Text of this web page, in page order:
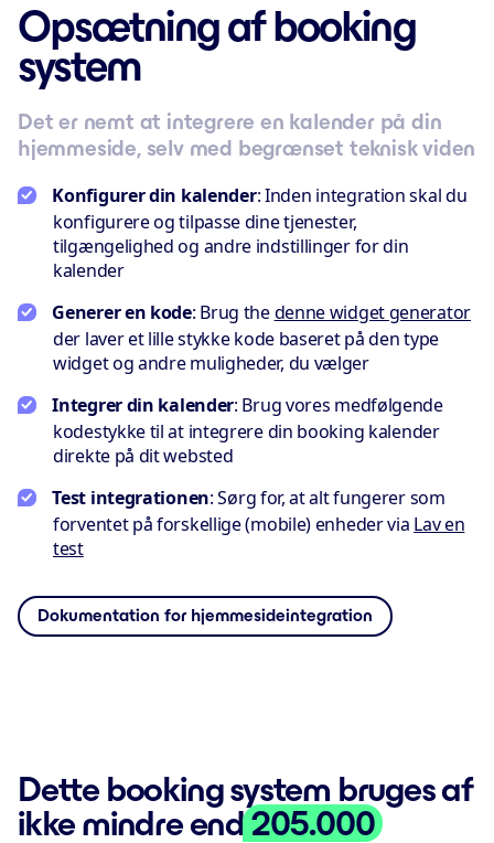
Opsætning af booking
system
Det er nemt at integrere en kalender på din
hjemmeside, selv med begrænset teknisk viden
Konfigurer din kalender: Inden integration skal du
konfigurere og tilpasse dine tjenester,
tilgængelighed og andre indstillinger for din
kalender
Generer en kode: Brug thedenne widget generator
der laver et lille stykke kode baseret på den type
widget og andre muligheder, du vælger
Integrer din kalender: Brug vores medfølgende
kodestykke til at integrere din booking kalender
direkte på dit websted
Test integrationen: Sørg for, at alt fungerer som
forventet på forskellige (mobile) enheder via Lav en
test
Dokumentation for hjemmesideintegration
Dette booking system bruges af
ikke mindre end205.000